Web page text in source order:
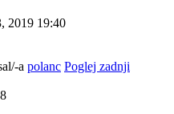
2019 19:40
a polanc Poglej zadnji